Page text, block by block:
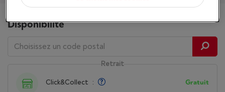
Disponibilité
Retrait
Click&Collect : Gratuit